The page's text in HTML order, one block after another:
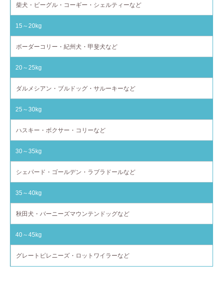
柴犬・ビーグル・コーギー・シェルティーなど
15～20kg
ボーダーコリー・紀州犬・甲斐犬など
20～25kg
ダルメシアン・ブルドッグ・サルーキーなど
25～30kg
ハスキー・ボクサー・コリーなど
30～35kg
シェパード・ゴールデン・ラブラドールなど
35～40kg
秋田犬・バーニーズマウンテンドッグなど
40～45kg
グレートピレニーズ・ロットワイラーなど